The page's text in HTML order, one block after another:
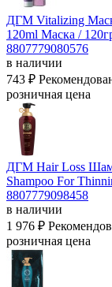
ДГМ Vitalizing
120ml Маска /
8807779080576
в наличии
743 ₽
розничная цена
ДГМ Hair Loss
Shampoo For
8807779098458
в наличии
1 976 ₽
розничная цена